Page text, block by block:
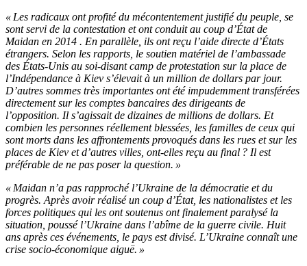
« Les radicaux ont profité du mécontentement justifié du peuple, se
sont servi de la contestation et ont conduit au coup d’État de
Maidan en 2014 . En parallèle, ils ont reçu l’aide directe d’États
étrangers. Selon les rapports, le soutien matériel de l’ambassade
des États-Unis au soi-disant camp de protestation sur la place de
l’Indépendance à Kiev s’élevait à un million de dollars par jour.
D’autres sommes très importantes ont été impudemment transférées
directement sur les comptes bancaires des dirigeants de
l’opposition. Il s’agissait de dizaines de millions de dollars. Et
combien les personnes réellement blessées, les familles de ceux qui
sont morts dans les affrontements provoqués dans les rues et sur les
places de Kiev et d’autres villes, ont-elles reçu au final ? Il est
préférable de ne pas poser la question. »
« Maidan n’a pas rapproché l’Ukraine de la démocratie et du
progrès. Après avoir réalisé un coup d’État, les nationalistes et les
forces politiques qui les ont soutenus ont finalement paralysé la
situation, poussé l’Ukraine dans l’abîme de la guerre civile. Huit
ans après ces événements, le pays est divisé. L’Ukraine connaît une
crise socio-économique aiguë. »